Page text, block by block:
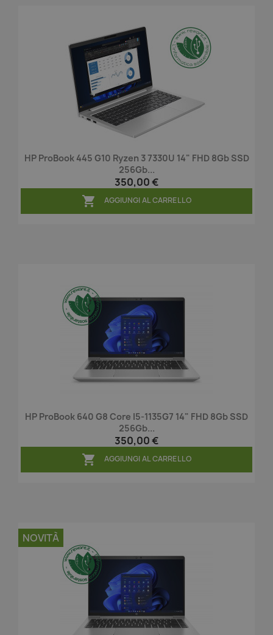
HP ProBook 445 G10 Ryzen 3 7330U 14" FHD 8Gb SSD
256Gb...
350,00 €
 AGGIUNGI AL CARRELLO
HP ProBook 640 G8 Core I5-1135G7 14" FHD 8Gb SSD
256Gb...
350,00 €
 AGGIUNGI AL CARRELLO
NOVITÀ